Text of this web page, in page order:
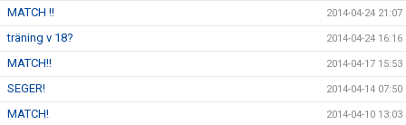
MATCH !! 2014-04-24 21:07
träning v 18? 2014-04-24 16:16
MATCH!! 2014-04-17 15:53
SEGER! 2014-04-14 07:50
MATCH! 2014-04-10 13:03